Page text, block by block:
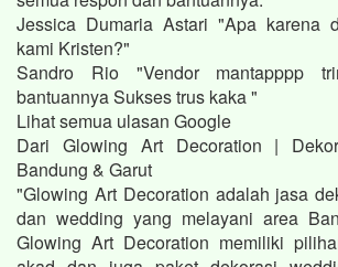
Jessica Dumaria Astari "Apa karena
kami Kristen?"
Sandro Rio "Vendor mantapppp
bantuannya Sukses trus kaka "
Lihat semua ulasan Google
Dari Glowing Art Decoration |
Bandung & Garut
"Glowing Art Decoration adalah jasa
dan wedding yang melayani area
Glowing Art Decoration memiliki